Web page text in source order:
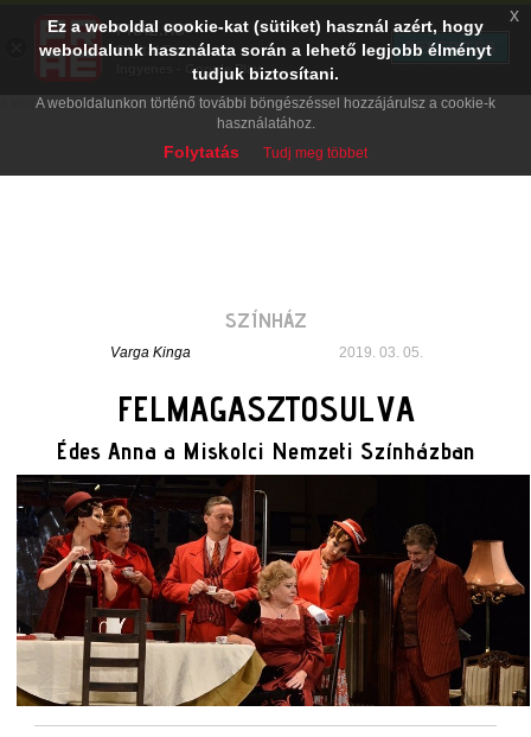
SZÍNHÁZ
Varga Kinga 2019. 03. 05.
FELMAGASZTOSULVA
Édes Anna a Miskolci Nemzeti Színházban
Ez a weboldal cookie-kat (sütiket) használ azért, hogy
weboldalunk használata során a lehető legjobb élményt
tudjuk biztosítani.
A weboldalunkon történő további böngészéssel hozzájárulsz a cookie-k
használatához.
Folytatás Tudj meg többet
x
PRAE.HU
Digital Evolution
Ingyenes - Google Play
TELEPÍTÉS